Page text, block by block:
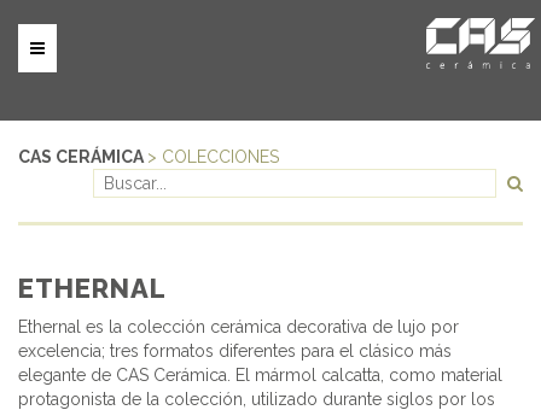
CAS CERÁMICA > COLECCIONES
ETHERNAL
Ethernal es la colección cerámica decorativa de lujo por
excelencia; tres formatos diferentes para el clásico más
elegante de CAS Cerámica. El mármol calcatta, como material
protagonista de la colección, utilizado durante siglos por los